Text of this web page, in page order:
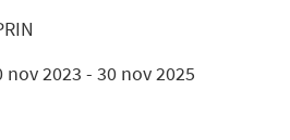
nov 2023 - 30 nov 2025